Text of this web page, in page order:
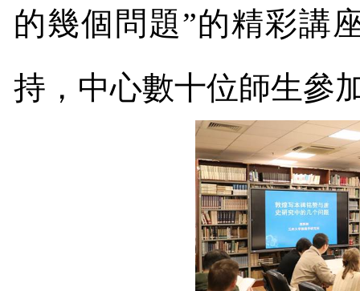
的幾個問題”的精彩講
持，中心數十位師生參